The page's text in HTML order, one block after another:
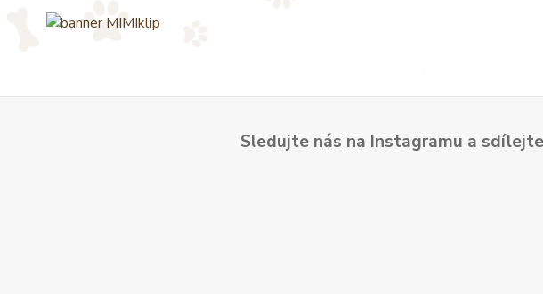
Sledujte nás na Instagramu a